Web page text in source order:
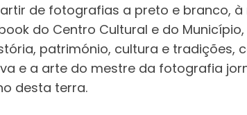
de fotografias a preto e branco, à
do Centro Cultural e do
património, cultura e tradições,
e a arte do mestre da fotografia
desta terra.